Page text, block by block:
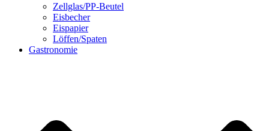
Zellglas/PP-Beutel
Eisbecher
Eispapier
Löffen/Spaten
Gastronomie